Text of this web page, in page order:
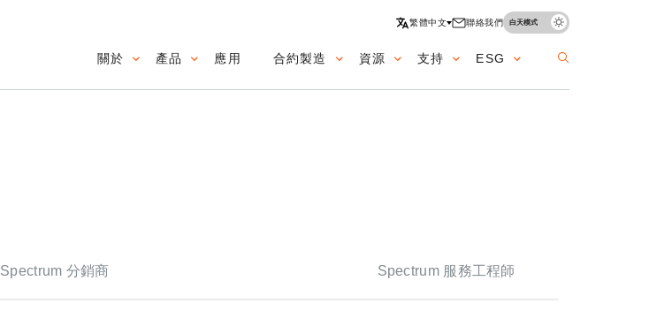
繁體中文 聯絡我們 白天模式
Main navigation
關於 產品 應用 合約製造 資源 支持 ESG
Spectrum 分銷商 Spectrum 服務工程師